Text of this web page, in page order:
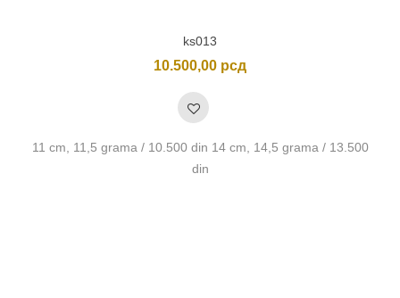
ks013
10.500,00 рсд
11 cm, 11,5 grama / 10.500 din 14 cm, 14,5 grama / 13.500
din